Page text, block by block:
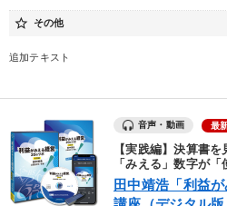
star_border その他
追加テキスト
音声・動画 最
【実践編】決算書
「みえる」数字が
田中靖浩「利益